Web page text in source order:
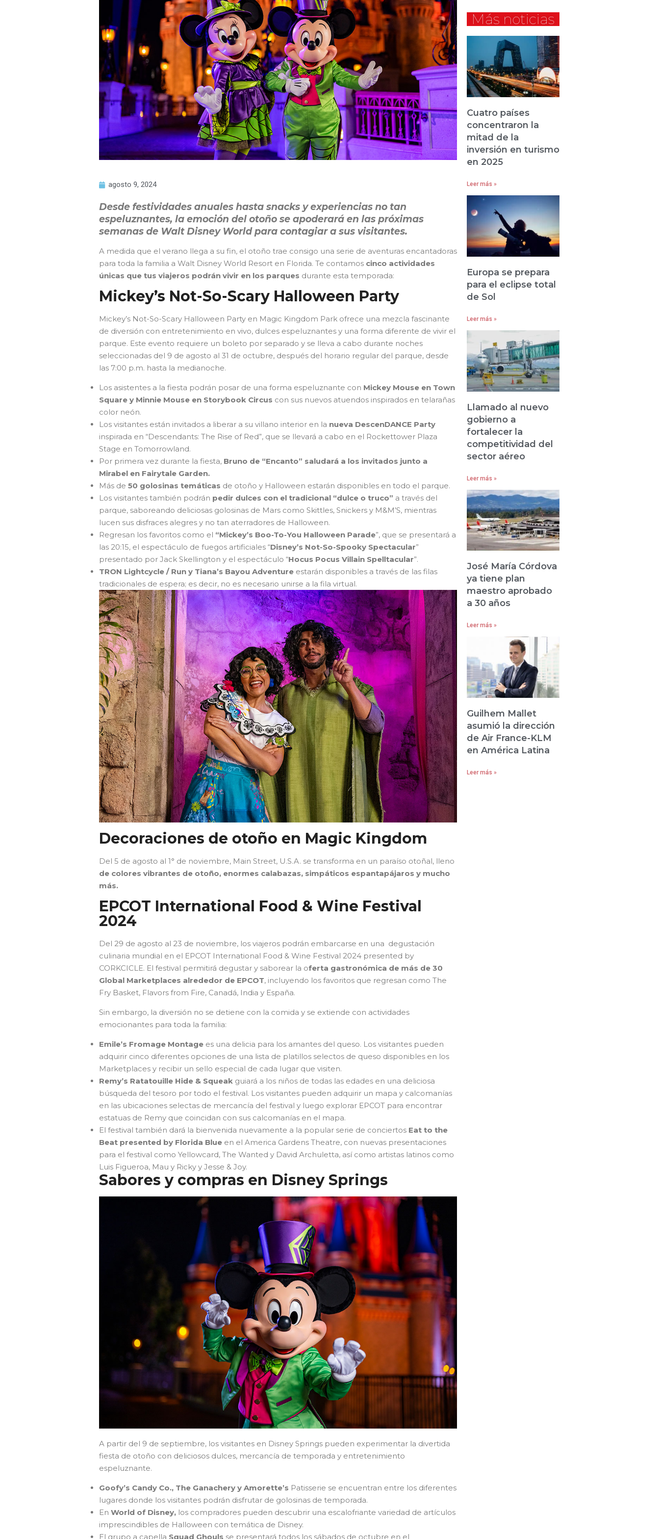
agosto 9, 2024
Desde festividades anuales hasta snacks y experiencias no tan
espeluznantes, la emoción del otoño se apoderará en las próximas
semanas de Walt Disney World para contagiar a sus visitantes.
A medida que el verano llega a su fin, el otoño trae consigo una serie de aventuras encantadoras
para toda la familia a Walt Disney World Resort en Florida. Te contamos cinco actividades
únicas que tus viajeros podrán vivir en los parques durante esta temporada:
Mickey’s Not-So-Scary Halloween Party
Mickey’s Not-So-Scary Halloween Party en Magic Kingdom Park ofrece una mezcla fascinante
de diversión con entretenimiento en vivo, dulces espeluznantes y una forma diferente de vivir el
parque. Este evento requiere un boleto por separado y se lleva a cabo durante noches
seleccionadas del 9 de agosto al 31 de octubre, después del horario regular del parque, desde
las 7:00 p.m. hasta la medianoche.
Los asistentes a la fiesta podrán posar de una forma espeluznante con Mickey Mouse en Town
Square y Minnie Mouse en Storybook Circus con sus nuevos atuendos inspirados en telarañas
color neón.
Los visitantes están invitados a liberar a su villano interior en la nueva DescenDANCE Party
inspirada en “Descendants: The Rise of Red”, que se llevará a cabo en el Rockettower Plaza
Stage en Tomorrowland.
Por primera vez durante la fiesta, Bruno de “Encanto” saludará a los invitados junto a
Mirabel en Fairytale Garden.
Más de 50 golosinas temáticas de otoño y Halloween estarán disponibles en todo el parque.
Los visitantes también podrán pedir dulces con el tradicional “dulce o truco” a través del
parque, saboreando deliciosas golosinas de Mars como Skittles, Snickers y M&M’S, mientras
lucen sus disfraces alegres y no tan aterradores de Halloween.
Regresan los favoritos como el “Mickey’s Boo-To-You Halloween Parade”, que se presentará a
las 20:15, el espectáculo de fuegos artificiales “Disney’s Not-So-Spooky Spectacular”
presentado por Jack Skellington y el espectáculo “Hocus Pocus Villain Spelltacular”.
TRON Lightcycle / Run y Tiana’s Bayou Adventure estarán disponibles a través de las filas
tradicionales de espera; es decir, no es necesario unirse a la fila virtual.
Decoraciones de otoño en Magic Kingdom
Del 5 de agosto al 1° de noviembre, Main Street, U.S.A. se transforma en un paraíso otoñal, lleno
de colores vibrantes de otoño, enormes calabazas, simpáticos espantapájaros y mucho
más.
EPCOT International Food & Wine Festival
2024
Del 29 de agosto al 23 de noviembre, los viajeros podrán embarcarse en una degustación
culinaria mundial en el EPCOT International Food & Wine Festival 2024 presented by
CORKCICLE. El festival permitirá degustar y saborear la oferta gastronómica de más de 30
Global Marketplaces alrededor de EPCOT, incluyendo los favoritos que regresan como The
Fry Basket, Flavors from Fire, Canadá, India y España.
Sin embargo, la diversión no se detiene con la comida y se extiende con actividades
emocionantes para toda la familia:
Emile’s Fromage Montage es una delicia para los amantes del queso. Los visitantes pueden
adquirir cinco diferentes opciones de una lista de platillos selectos de queso disponibles en los
Marketplaces y recibir un sello especial de cada lugar que visiten.
Remy’s Ratatouille Hide & Squeak guiará a los niños de todas las edades en una deliciosa
búsqueda del tesoro por todo el festival. Los visitantes pueden adquirir un mapa y calcomanías
en las ubicaciones selectas de mercancía del festival y luego explorar EPCOT para encontrar
estatuas de Remy que coincidan con sus calcomanías en el mapa.
El festival también dará la bienvenida nuevamente a la popular serie de conciertos Eat to the
Beat presented by Florida Blue en el America Gardens Theatre, con nuevas presentaciones
para el festival como Yellowcard, The Wanted y David Archuletta, así como artistas latinos como
Luis Figueroa, Mau y Ricky y Jesse & Joy.
Sabores y compras en Disney Springs
A partir del 9 de septiembre, los visitantes en Disney Springs pueden experimentar la divertida
fiesta de otoño con deliciosos dulces, mercancía de temporada y entretenimiento
espeluznante.
Goofy’s Candy Co., The Ganachery y Amorette’s Patisserie se encuentran entre los diferentes
lugares donde los visitantes podrán disfrutar de golosinas de temporada.
En World of Disney, los compradores pueden descubrir una escalofriante variedad de artículos
imprescindibles de Halloween con temática de Disney.
El grupo a capella Squad Ghouls se presentará todos los sábados de octubre en el
Más noticias
Cuatro países
concentraron la
mitad de la
inversión en turismo
en 2025
Leer más »
Europa se prepara
para el eclipse total
de Sol
Leer más »
Llamado al nuevo
gobierno a
fortalecer la
competitividad del
sector aéreo
Leer más »
José María Córdova
ya tiene plan
maestro aprobado
a 30 años
Leer más »
Guilhem Mallet
asumió la dirección
de Air France-KLM
en América Latina
Leer más »